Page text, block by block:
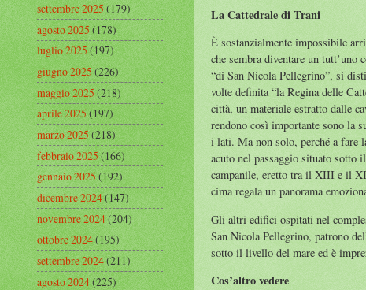
La Cattedrale di Trani
È sostanzialmente impossibile
che sembra diventare un tutt’uno
“di San Nicola Pellegrino”, si
volte definita “la Regina delle
città, un materiale estratto dalle
rendono così importante sono la
i lati. Ma non solo, perché a fare
acuto nel passaggio situato sotto
campanile, eretto tra il XIII e il
cima regala un panorama
Gli altri edifici ospitati nel
San Nicola Pellegrino, patrono
sotto il livello del mare ed è
Cos’altro vedere
settembre 2025(179)
agosto 2025(178)
luglio 2025(197)
giugno 2025(226)
maggio 2025(218)
aprile 2025(197)
marzo 2025(218)
febbraio 2025(166)
gennaio 2025(192)
dicembre 2024(147)
novembre 2024(204)
ottobre 2024(195)
settembre 2024(211)
agosto 2024(225)